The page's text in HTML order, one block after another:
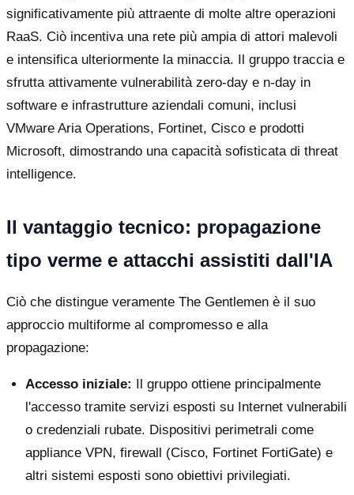
significativamente più attraente di molte altre operazioni
RaaS. Ciò incentiva una rete più ampia di attori malevoli
e intensifica ulteriormente la minaccia. Il gruppo traccia e
sfrutta attivamente vulnerabilità zero-day e n-day in
software e infrastrutture aziendali comuni, inclusi
VMware Aria Operations, Fortinet, Cisco e prodotti
Microsoft, dimostrando una capacità sofisticata di threat
intelligence.
Il vantaggio tecnico: propagazione
tipo verme e attacchi assistiti dall'IA
Ciò che distingue veramente The Gentlemen è il suo
approccio multiforme al compromesso e alla
propagazione:
Accesso iniziale:
Il gruppo ottiene principalmente
l'accesso tramite servizi esposti su Internet vulnerabili
o credenziali rubate. Dispositivi perimetrali come
appliance VPN, firewall (Cisco, Fortinet FortiGate) e
altri sistemi esposti sono obiettivi privilegiati.